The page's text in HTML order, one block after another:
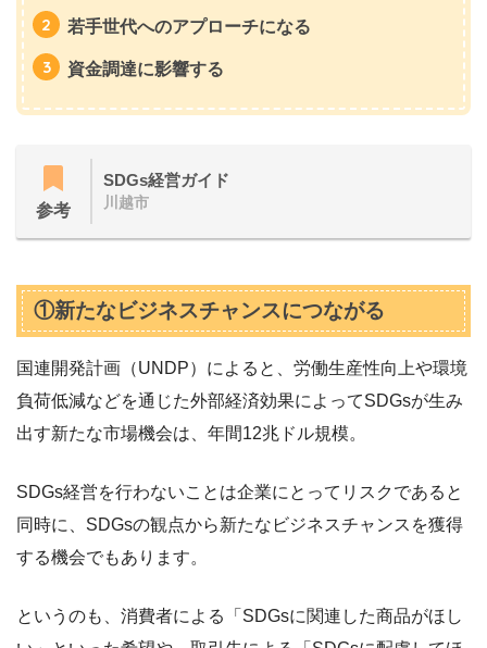
若手世代へのアプローチになる
資金調達に影響する
参考
SDGs経営ガイド
川越市
①新たなビジネスチャンスにつながる
国連開発計画（UNDP）によると、労働生産性向上や環境
負荷低減などを通じた外部経済効果によってSDGsが生み
出す新たな市場機会は、年間12兆ドル規模。
SDGs経営を行わないことは企業にとってリスクであると
同時に、SDGsの観点から新たなビジネスチャンスを獲得
する機会でもあります。
というのも、消費者による「SDGsに関連した商品がほし